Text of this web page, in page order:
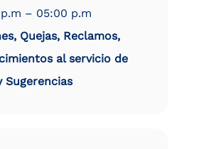
– 05:00 p.m
Quejas, Reclamos,
al servicio de
Sugerencias